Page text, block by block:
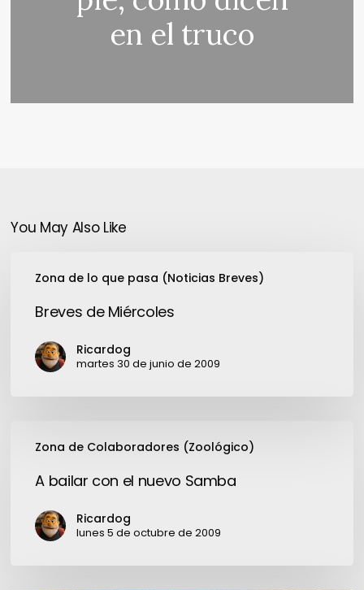
en el truco
You May Also Like
Zona de lo que pasa (Noticias Breves)
Breves de Miércoles
Ricardog
martes 30 de junio de 2009
Zona de Colaboradores (Zoológico)
bailar
nuevo
Samba
A bailar con el nuevo Samba
Ricardog
lunes 5 de octubre de 2009